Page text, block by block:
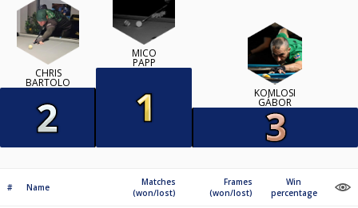
CHRIS
BARTOLO
MICÓ
PAPP
KOMLÓSI
GÁBOR
# Name
Matches
(won/lost)
Frames
(won/lost)
Win
percentage